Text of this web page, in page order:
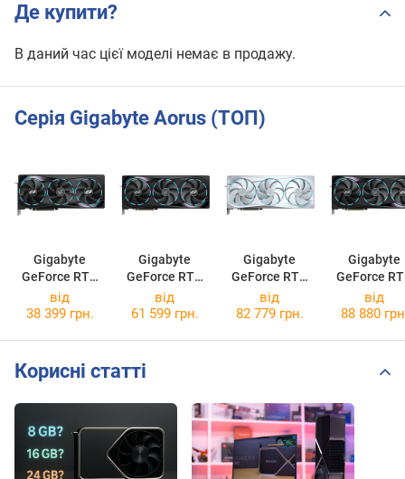
Де купити?
В даний час цієї моделі немає в продажу.
Серія Gigabyte Aorus (ТОП)
Gigabyte
GeForce RTX
5070 AORUS
MASTER 12G
Gigabyte
GeForce RTX
5070 Ti AORUS
MASTER 16G
Gigabyte
GeForce RTX
5080 AORUS
MASTER ICE
Gigabyte
GeForce
5080
MASTER
від
38 399 грн.
від
61 599 грн.
від
82 779 грн.
від
88 880
Корисні статті